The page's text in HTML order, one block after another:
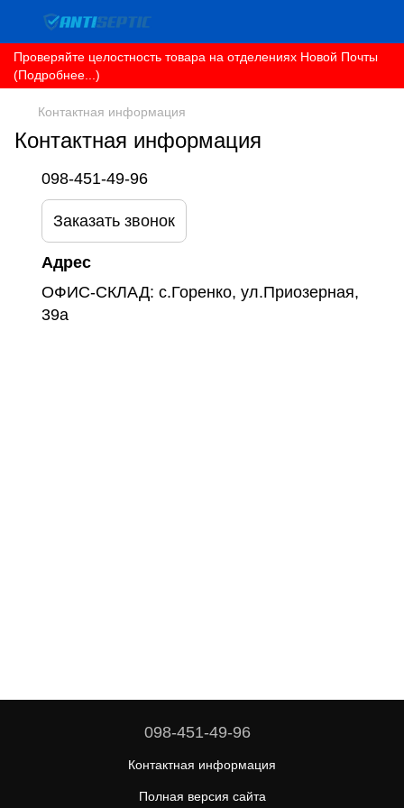
Проверяйте целостность товара на отделениях Новой Почты
(Подробнее...)
Контактная информация
Контактная информация
098-451-49-96
Заказать звонок
Адрес
ОФИС-СКЛАД: с.Горенко, ул.Приозерная,
39а
098-451-49-96
Контактная информация
Полная версия сайта